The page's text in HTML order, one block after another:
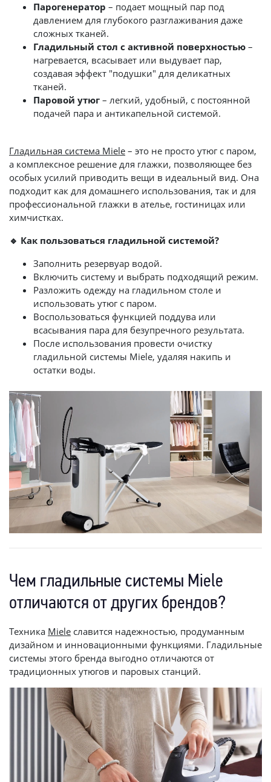
Парогенератор – подает мощный пар под
давлением для глубокого разглаживания даже
сложных тканей.
Гладильный стол с активной поверхностью –
нагревается, всасывает или выдувает пар,
создавая эффект "подушки" для деликатных
тканей.
Паровой утюг – легкий, удобный, с постоянной
подачей пара и антикапельной системой.
Гладильная система Miele – это не просто утюг с паром,
а комплексное решение для глажки, позволяющее без
особых усилий приводить вещи в идеальный вид. Она
подходит как для домашнего использования, так и для
профессиональной глажки в ателье, гостиницах или
химчистках.
🔹 Как пользоваться гладильной системой?
Заполнить резервуар водой.
Включить систему и выбрать подходящий режим.
Разложить одежду на гладильном столе и
использовать утюг с паром.
Воспользоваться функцией поддува или
всасывания пара для безупречного результата.
После использования провести очистку
гладильной системы Miele, удаляя накипь и
остатки воды.
Чем гладильные системы Miele
отличаются от других брендов?
Техника Miele славится надежностью, продуманным
дизайном и инновационными функциями. Гладильные
системы этого бренда выгодно отличаются от
традиционных утюгов и паровых станций.